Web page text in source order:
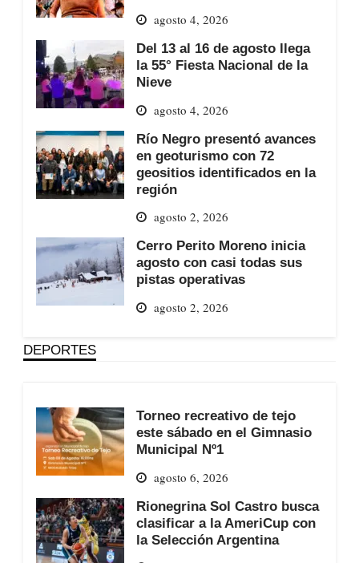
agosto 4, 2026
Del 13 al 16 de agosto llega
la 55° Fiesta Nacional de la
Nieve
agosto 4, 2026
Río Negro presentó avances
en geoturismo con 72
geositios identificados en la
región
agosto 2, 2026
Cerro Perito Moreno inicia
agosto con casi todas sus
pistas operativas
agosto 2, 2026
DEPORTES
Torneo recreativo de tejo
este sábado en el Gimnasio
Municipal Nº1
agosto 6, 2026
Rionegrina Sol Castro busca
clasificar a la AmeriCup con
la Selección Argentina